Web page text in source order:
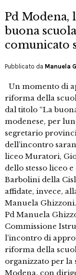
Pd Modena,
buona
comunicato
Pubblicato da Manuela
Un momento di
riforma della
dal titolo “La
modenese, per
segretario
dell’incontro
liceo Muratori,
dello stesso liceo
Barbolini della
affidate, invece,
Manuela
Pd Manuela
Commissione
l’incontro di
riforma della
organizzato per la
Modena, con